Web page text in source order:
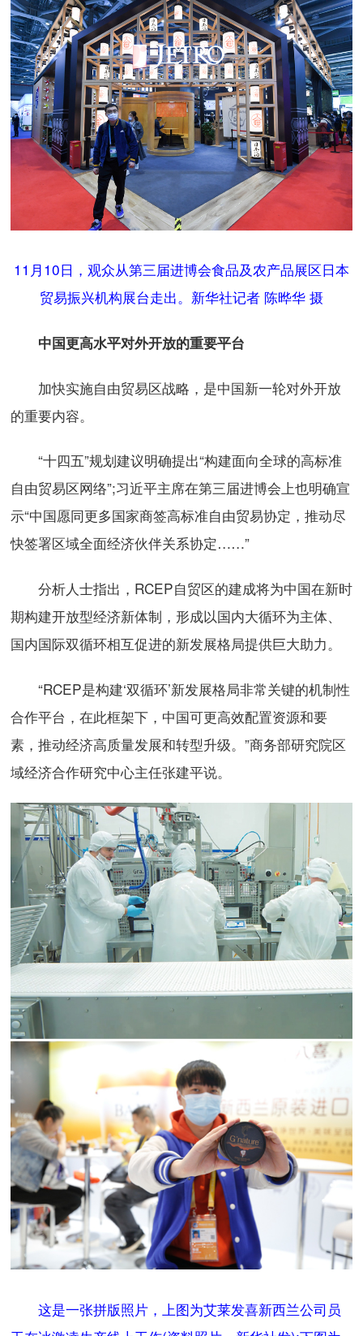
11月10日，观众从第三届进博会食品及农产品展区日本
贸易振兴机构展台走出。新华社记者 陈晔华 摄
中国更高水平对外开放的重要平台
加快实施自由贸易区战略，是中国新一轮对外开放
的重要内容。
“十四五”规划建议明确提出“构建面向全球的高标准
自由贸易区网络”;习近平主席在第三届进博会上也明确宣
示“中国愿同更多国家商签高标准自由贸易协定，推动尽
快签署区域全面经济伙伴关系协定……”
分析人士指出，RCEP自贸区的建成将为中国在新时
期构建开放型经济新体制，形成以国内大循环为主体、
国内国际双循环相互促进的新发展格局提供巨大助力。
“RCEP是构建‘双循环’新发展格局非常关键的机制性
合作平台，在此框架下，中国可更高效配置资源和要
素，推动经济高质量发展和转型升级。”商务部研究院区
域经济合作研究中心主任张建平说。
这是一张拼版照片，上图为艾莱发喜新西兰公司员